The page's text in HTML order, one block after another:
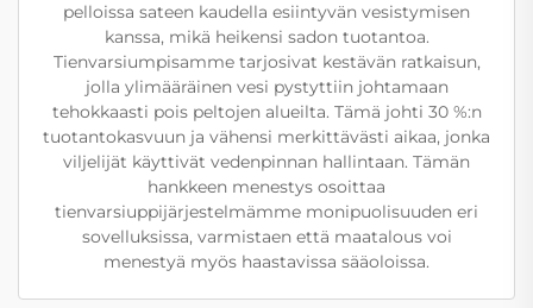
pelloissa sateen kaudella esiintyvän vesistymisen
kanssa, mikä heikensi sadon tuotantoa.
Tienvarsiumpisamme tarjosivat kestävän ratkaisun,
jolla ylimääräinen vesi pystyttiin johtamaan
tehokkaasti pois peltojen alueilta. Tämä johti 30 %:n
tuotantokasvuun ja vähensi merkittävästi aikaa, jonka
viljelijät käyttivät vedenpinnan hallintaan. Tämän
hankkeen menestys osoittaa
tienvarsiuppijärjestelmämme monipuolisuuden eri
sovelluksissa, varmistaen että maatalous voi
menestyä myös haastavissa sääoloissa.